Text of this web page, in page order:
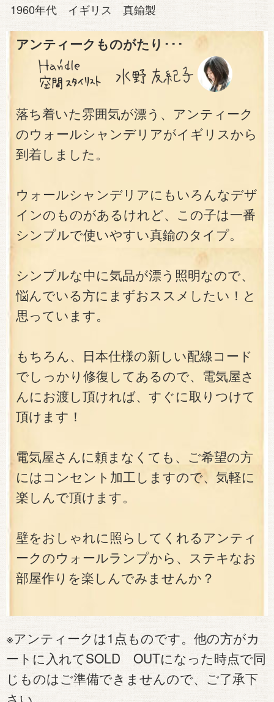
1960年代 イギリス 真鍮製
アンティークものがたり･･･
落ち着いた雰囲気が漂う、アンティーク
のウォールシャンデリアがイギリスから
到着しました。
ウォールシャンデリアにもいろんなデザ
インのものがあるけれど、この子は一番
シンプルで使いやすい真鍮のタイプ。
シンプルな中に気品が漂う照明なので、
悩んでいる方にまずおススメしたい！と
思っています。
もちろん、日本仕様の新しい配線コード
でしっかり修復してあるので、電気屋さ
んにお渡し頂ければ、すぐに取りつけて
頂けます！
電気屋さんに頼まなくても、ご希望の方
にはコンセント加工しますので、気軽に
楽しんで頂けます。
壁をおしゃれに照らしてくれるアンティ
ークのウォールランプから、ステキなお
部屋作りを楽しんでみませんか？
※アンティークは1点ものです。他の方がカ
ートに入れてSOLD OUTになった時点で同
じものはご準備できませんので、ご了承下